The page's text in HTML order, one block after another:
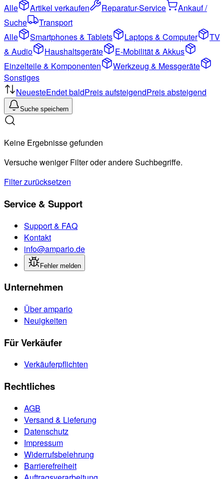
Alle
Artikel verkaufen Reparatur-Service
Ankauf /
Suche
Transport
Alle
Smartphones & Tablets Laptops & Computer
TV
& Audio
Haushaltsgeräte
E-Mobilität & Akkus
Einzelteile & Komponenten
Werkzeug & Messgeräte
Sonstiges
NeuesteEndet baldPreis aufsteigendPreis absteigend
Suche speichern
Keine Ergebnisse gefunden
Versuche weniger Filter oder andere Suchbegriffe.
Filter zurücksetzen
Service & Support
Support & FAQ
Kontakt
info@ampario.de
Fehler melden
Unternehmen
Über ampario
Neuigkeiten
Für Verkäufer
Verkäuferpflichten
Rechtliches
AGB
Versand & Lieferung
Datenschutz
Impressum
Widerrufsbelehrung
Barrierefreiheit